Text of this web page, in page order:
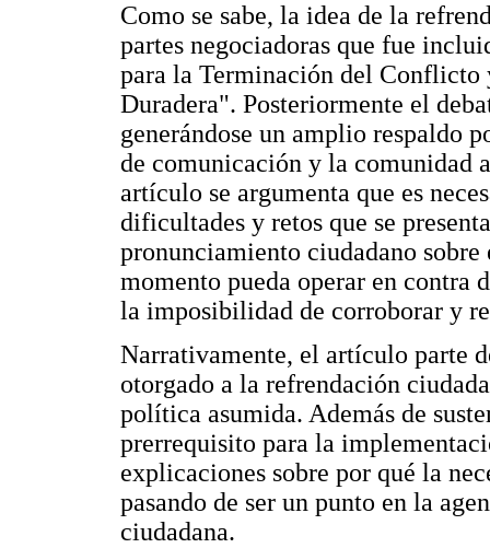
Como se sabe, la idea de la
partes negociadoras que fue
para la Terminación del Conflicto
Duradera". Posteriormente el
generándose un amplio respaldo
de comunicación y la comunidad
artículo se argumenta que es
dificultades y retos que se
pronunciamiento ciudadano
momento pueda operar en contra
la imposibilidad de corroborar y
Narrativamente, el artículo parte
otorgado a la refrendación
política asumida. Además de
prerrequisito para la
explicaciones sobre por qué la
pasando de ser un punto en la
ciudadana.